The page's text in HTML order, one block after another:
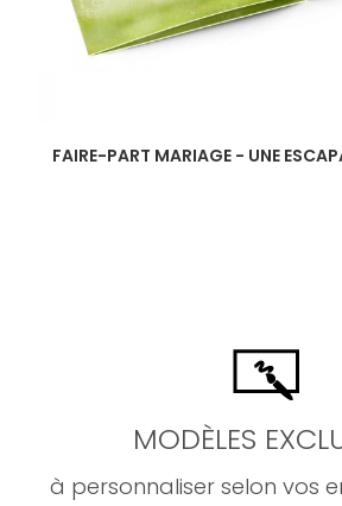
FAIRE-PART MARIAGE - UNE
MODÈLES
à personnaliser selon vos